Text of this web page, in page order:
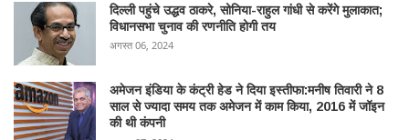
दिल्ली पहुंचे उद्धव ठाकरे, सोनिया-राहुल गांधी से करेंगे मुलाकात;
विधानसभा चुनाव की रणनीति होगी तय
अगस्त 06, 2024
अमेजन इंडिया के कंट्री हेड ने दिया इस्तीफा:मनीष तिवारी ने 8
साल से ज्यादा समय तक अमेजन में काम किया, 2016 में जॉइन
की थी कंपनी